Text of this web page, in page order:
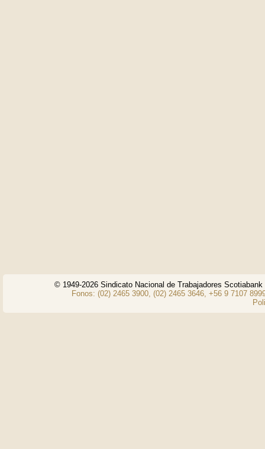
© 1949-2026 Sindicato Nacional de Trabajadores
Fonos: (02) 2465 3900, (02) 2465 3646, +56 9 7107